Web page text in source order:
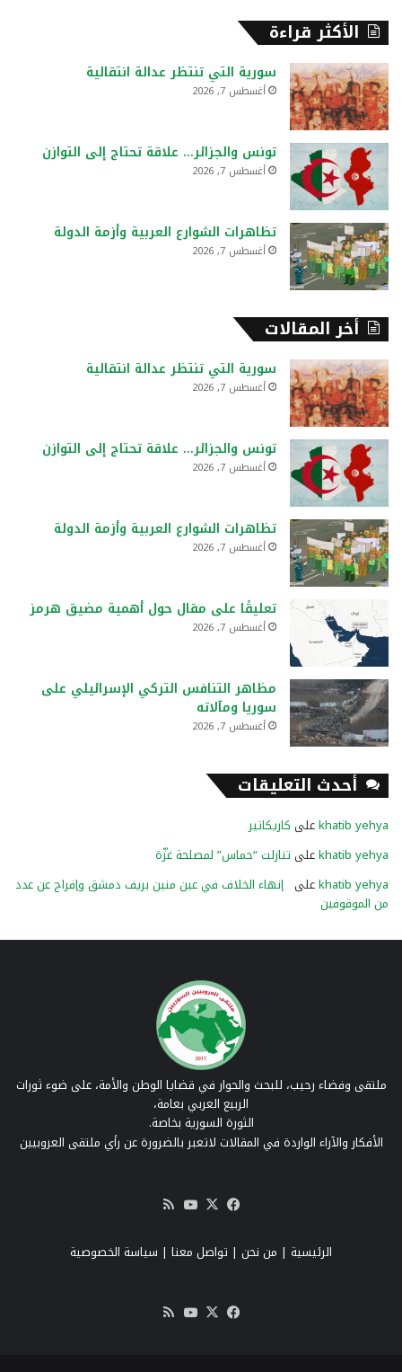
ن
الأكثر قراءة
سورية التي تنتظر عدالة انتقالية
أغسطس 7, 2026
تونس والجزائر… علاقة تحتاج إلى التوازن
أغسطس 7, 2026
تظاهرات الشوارع العربية وأزمة الدولة
أغسطس 7, 2026
أخر المقالات
سورية التي تنتظر عدالة انتقالية
أغسطس 7, 2026
تونس والجزائر… علاقة تحتاج إلى التوازن
أغسطس 7, 2026
تظاهرات الشوارع العربية وأزمة الدولة
أغسطس 7, 2026
تعليقًا على مقال حول أهمية مضيق هرمز
أغسطس 7, 2026
مظاهر التنافس التركي الإسرائيلي على
سوريا ومآلاته
أغسطس 7, 2026
أحدث التعليقات
khatib yehyaعلى كاريكاتير
khatib yehyaعلى تنازلت “حماس” لمصلحة غزّة
khatib yehyaعلى إنهاء الخلاف في عين منين بريف دمشق وإفراج عن عدد
من الموقوفين
ملتقى وفضاء رحيب، للبحث والحوار في قضايا الوطن والأمة، على ضوء ثورات
الربيع العربي بعامة،
الثورة السورية بخاصة.
الأفكار والآراء الواردة في المقالات لاتعبر بالضرورة عن رأي ملتقى العروبيين
فيسبوك
‫X
‫YouTube
RSS
الرئيسية | من نحن | تواصل معنا | سياسة الخصوصية
فيسبوك
‫X
‫YouTube